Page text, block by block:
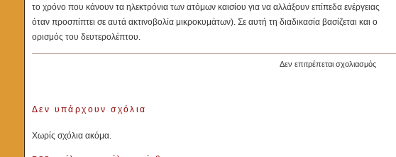
το χρόνο που κάνουν τα ηλεκτρόνια των ατόμων καισίου για να αλλάξουν επίπεδα ενέργειας
όταν προσπίπτει σε αυτά ακτινοβολία μικροκυμάτων). Σε αυτή τη διαδικασία βασίζεται και ο
ορισμός του δευτερολέπτου.
Δεν επιτρέπεται σχολιασμόςστο
Δεν υπάρχουν σχόλια
Χωρίς σχόλια ακόμα.